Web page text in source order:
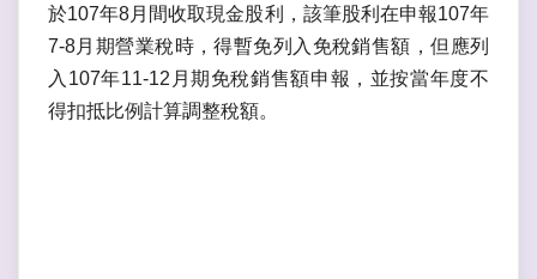
於107年8月間收取現金股利，該筆股利在申報107年
7-8月期營業稅時，得暫免列入免稅銷售額，但應列
入107年11-12月期免稅銷售額申報，並按當年度不
得扣抵比例計算調整稅額。